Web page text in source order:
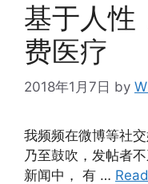
基于人性
费医疗
2018年1月7日 by
我频频在微博等社
乃至鼓吹，发帖者
新闻中， 有 …